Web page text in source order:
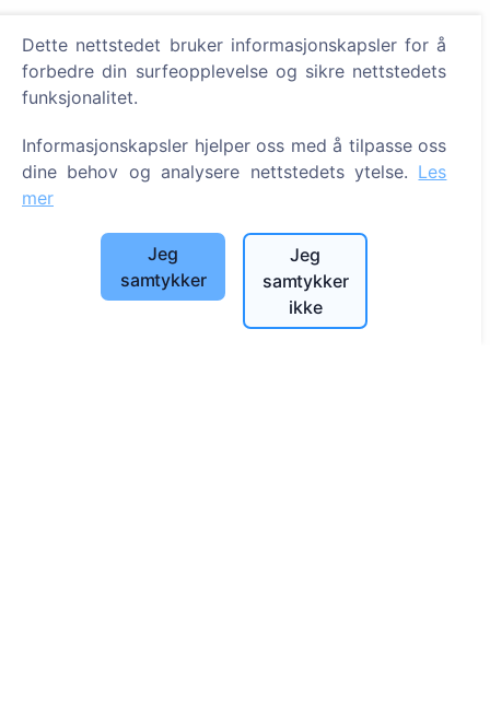
Liste over kommuner og brukere
Innstillinger for informasjonskapsler
Søk etter avdøde
Søk etter gravplasser
Dette nettstedet bruker informasjonskapsler for å
forbedre din surfeopplevelse og sikre nettstedets
funksjonalitet.
Informasjonskapsler hjelper oss med å tilpasse oss
dine behov og analysere nettstedets ytelse. Les
mer
Jeg
samtykker
Jeg
samtykker
ikke